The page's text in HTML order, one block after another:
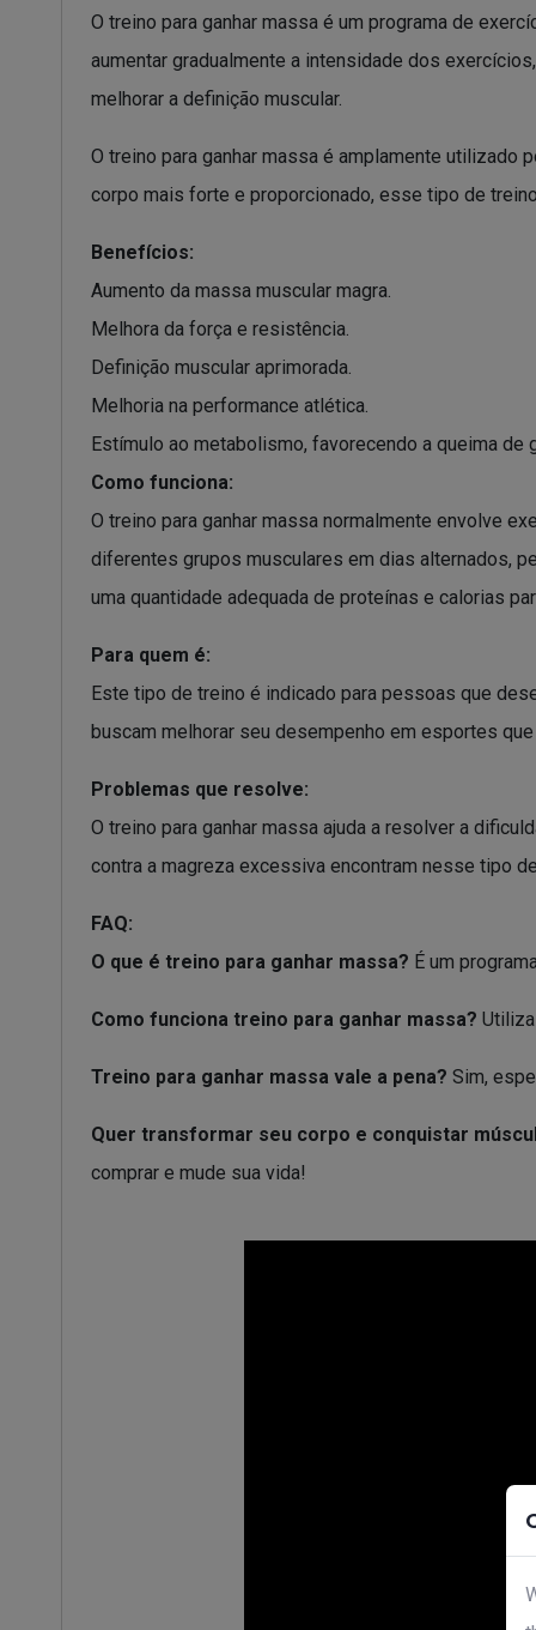
O treino para ganhar massa é um programa de
aumentar gradualmente a intensidade dos
melhorar a definição muscular.
O treino para ganhar massa é amplamente
corpo mais forte e proporcionado, esse tipo de
Benefícios:
Aumento da massa muscular magra.
Melhora da força e resistência.
Definição muscular aprimorada.
Melhoria na performance atlética.
Estímulo ao metabolismo, favorecendo a queima de
Como funciona:
O treino para ganhar massa normalmente envolve
diferentes grupos musculares em dias alternados,
uma quantidade adequada de proteínas e calorias
Para quem é:
Este tipo de treino é indicado para pessoas que
buscam melhorar seu desempenho em esportes
Problemas que resolve:
O treino para ganhar massa ajuda a resolver a
contra a magreza excessiva encontram nesse tipo
FAQ:
O que é treino para ganhar massa? É um
Como funciona treino para ganhar massa?
Treino para ganhar massa vale a pena? Sim,
Quer transformar seu corpo e conquistar
comprar e mude sua vida!